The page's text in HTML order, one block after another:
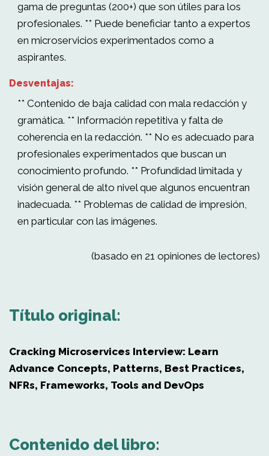
gama de preguntas (200+) que son útiles para los
profesionales. ** Puede beneficiar tanto a expertos
en microservicios experimentados como a
aspirantes.
Desventajas:
** Contenido de baja calidad con mala redacción y
gramática. ** Información repetitiva y falta de
coherencia en la redacción. ** No es adecuado para
profesionales experimentados que buscan un
conocimiento profundo. ** Profundidad limitada y
visión general de alto nivel que algunos encuentran
inadecuada. ** Problemas de calidad de impresión,
en particular con las imágenes.
(basado en 21 opiniones de lectores)
Título original:
Cracking Microservices Interview: Learn
Advance Concepts, Patterns, Best Practices,
NFRs, Frameworks, Tools and DevOps
Contenido del libro: